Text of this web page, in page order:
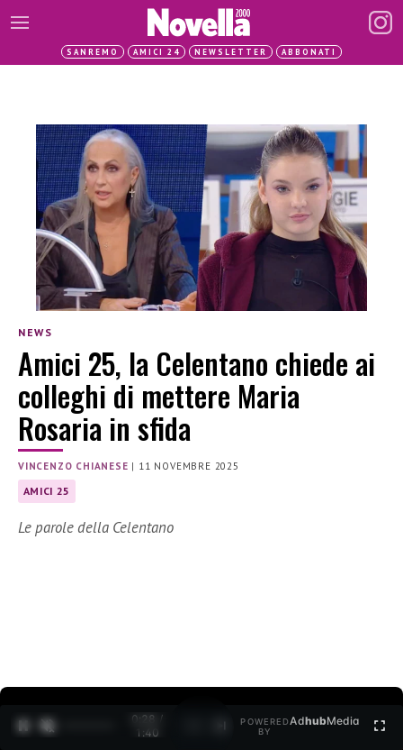
SANREMO AMICI 24 NEWSLETTER ABBONATI
NEWS
Amici 25, la Celentano chiede ai
colleghi di mettere Maria
Rosaria in sfida
VINCENZO CHIANESE | 11 NOVEMBRE 2025
AMICI 25
Le parole della Celentano
0:29 /
1:40
POWERED
BY
AdhubMedia